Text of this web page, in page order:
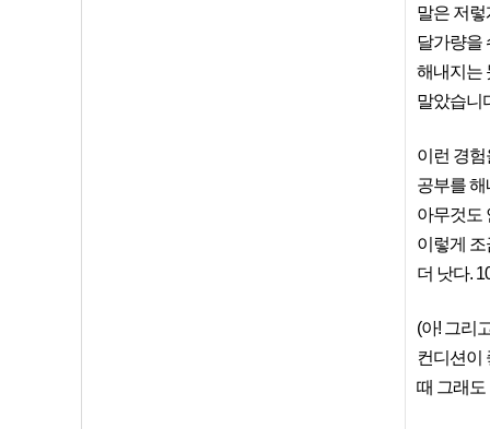
말은 저
달가량을
해내지는
말았습니
이런 경
공부를
아무것도
이렇게
더 낫다.
(아! 그리
컨디션이
때 그래도